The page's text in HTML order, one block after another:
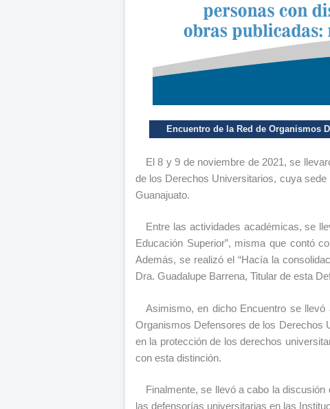
Encuentro de la Red de Organismos
El 8 y 9 de noviembre de 2021, se
de los Derechos Universitarios, cuya
Guanajuato.
Entre las actividades académicas, se
Educación Superior”, misma que contó
Además, se realizó el “Hacía la
Dra. Guadalupe Barrena, Titular de esta
Asimismo, en dicho Encuentro se llevó
Organismos Defensores de los Derechos
en la protección de los derechos
con esta distinción.
Finalmente, se llevó a cabo la
las defensorías universitarias en las